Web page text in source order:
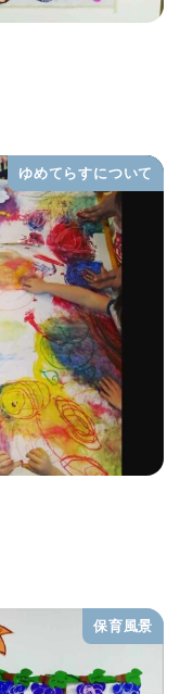
ゆめてらすについて
保育風景